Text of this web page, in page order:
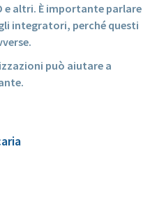
e altri. È importante parlare
integratori, perché questi
può aiutare a